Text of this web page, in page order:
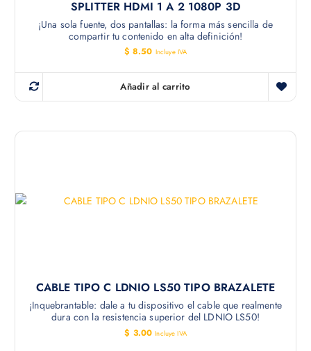
SPLITTER HDMI 1 A 2 1080P 3D
¡Una sola fuente, dos pantallas: la forma más sencilla de
compartir tu contenido en alta definición!
$ 8.50 Incluye IVA
Añadir al carrito
CABLE TIPO C LDNIO LS50 TIPO BRAZALETE
¡Inquebrantable: dale a tu dispositivo el cable que realmente
dura con la resistencia superior del LDNIO LS50!
$ 3.00 Incluye IVA